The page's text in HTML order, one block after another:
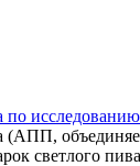
светлого